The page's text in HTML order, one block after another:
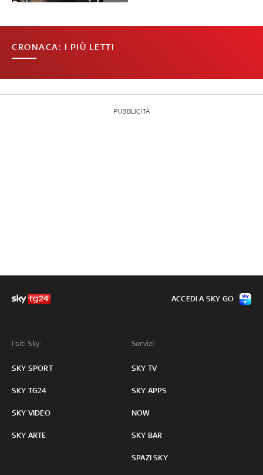
CRONACA: I PIÙ LETTI
PUBBLICITÀ
I siti Sky:
SKY SPORT
SKY TG24
SKY VIDEO
SKY ARTE
Servizi:
SKY TV
SKY APPS
NOW
SKY BAR
SPAZI SKY
ACCEDI A SKY GO